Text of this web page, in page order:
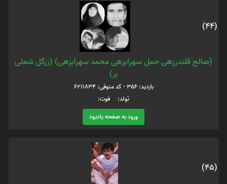
(44)
(صالح قلندرزهی حمل سهرابزهی محمد سهرابزهی) (زرگل شعلی
بر)
بازدید: 356 - کد متوفی: 6211834
تولد: فوت:
ورود به صفحه یادبود
(45)